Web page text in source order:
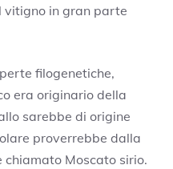
vitigno in gran parte
filogenetiche,
era originario della
sarebbe di origine
proverrebbe dalla
chiamato Moscato sirio.